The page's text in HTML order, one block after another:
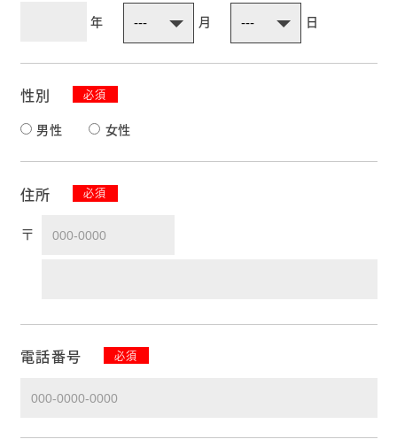
年 月 日
性別 必須
男性 女性
住所 必須
〒
電話番号 必須